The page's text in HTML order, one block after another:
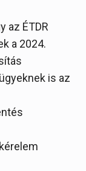
az ÉTDR
a 2024.
is az